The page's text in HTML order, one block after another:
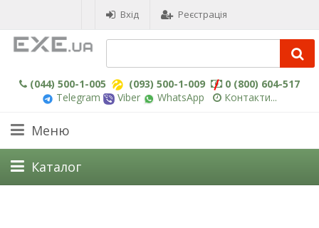
Вхід Реєстрація
(044) 500-1-005 (093) 500-1-009
0 (800) 604-517
Telegram
Viber WhatsApp Контакти...
Меню
Каталог